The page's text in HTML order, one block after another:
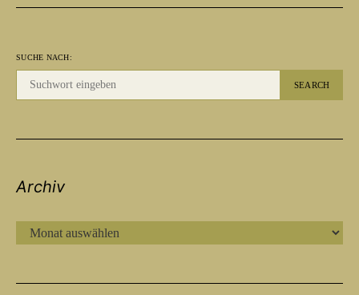
SUCHE NACH:
SEARCH
Archiv